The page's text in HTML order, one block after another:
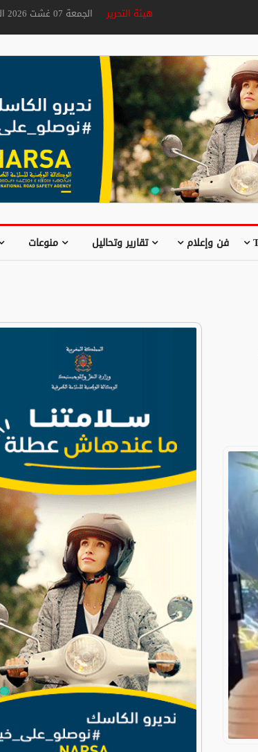
هيئة التحريرالجمعة 07 غشت 2026 العدد : 5491
فن وإعلام تقارير وتحاليل منوعات